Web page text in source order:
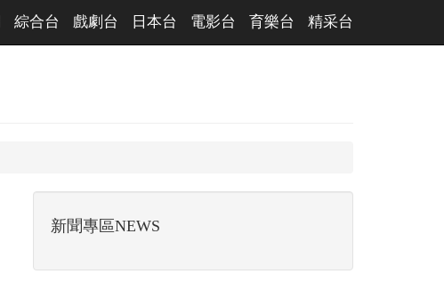
綜合台 戲劇台 日本台 電影台 育樂台 精采台
新聞專區NEWS